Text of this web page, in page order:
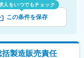
人をいつでもチェック
この条件を保存
製造販売責任